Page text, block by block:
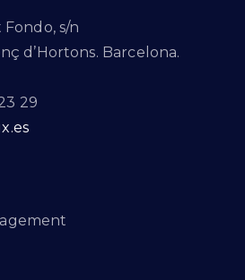
s/n
d’Hortons. Barcelona.
29